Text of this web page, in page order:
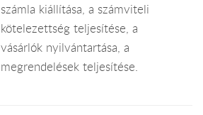
számla kiállítása, a számviteli
kötelezettség teljesítése, a
vásárlók nyilvántartása, a
megrendelések teljesítése.